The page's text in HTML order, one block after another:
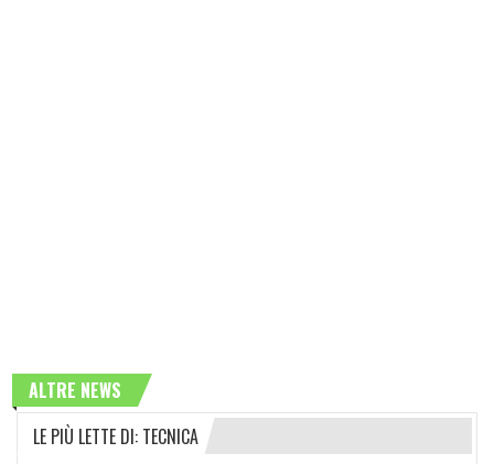
ALTRE NEWS
LE PIÙ LETTE DI: TECNICA